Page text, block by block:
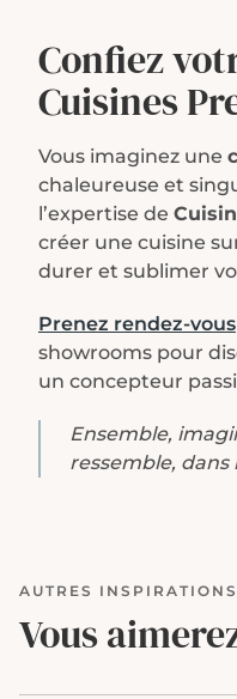
Confiez
Cuisines
Vous imaginez une
chaleureuse et
l’expertise de
créer une cuisine
durer et sublimer
Prenez rendez-vous
showrooms pour
un concepteur
Ensemble,
ressemble, dans
AUTRES INSPIRATIONS
Vous